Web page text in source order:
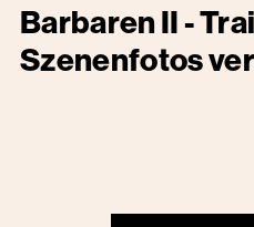
Barbaren II -
Szenenfotos